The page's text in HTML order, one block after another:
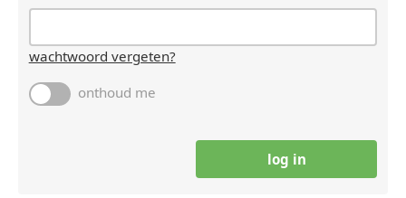
wachtwoord vergeten?
onthoud me